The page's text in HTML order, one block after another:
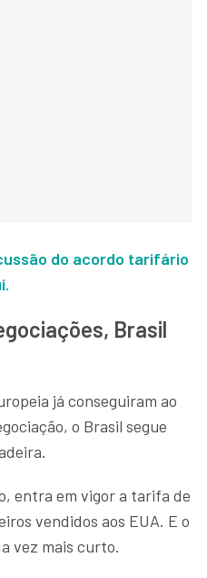
do acordo tarifário
Brasil
já conseguiram ao
o Brasil segue
entra em vigor a tarifa de
vendidos aos EUA. E o
vez mais curto.